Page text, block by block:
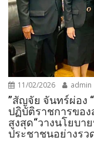
11/02/2026 admin
”สัญจัย จันทร์ผ่อง
ปฏิบัติราชการขอ
สูงสุด“วางนโยบา
ประชาชนอย่างรว